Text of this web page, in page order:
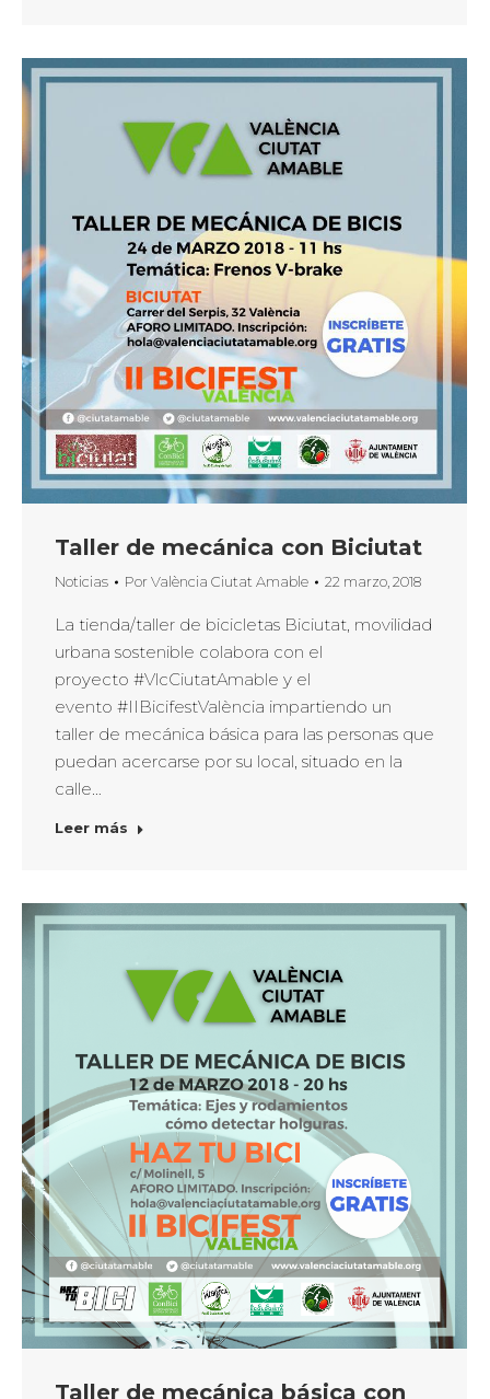
Taller de mecánica con Biciutat
Noticias PorValència Ciutat Amable 22 marzo, 2018
La tienda/taller de bicicletas Biciutat, movilidad
urbana sostenible colabora con el
proyecto #VlcCiutatAmable y el
evento #IIBicifestValència impartiendo un
taller de mecánica básica para las personas que
puedan acercarse por su local, situado en la
calle…
Leer más
Taller de mecánica básica con